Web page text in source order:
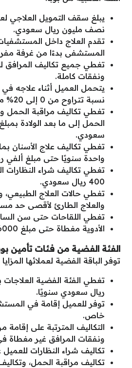
يبلغ سقف التمويل العلاجي
نصف مليون ريال سعودي.
تقدم العلاج داخل
المستشفى بدءًا من غرفة
تغطي جميع تكاليف المرافق
ونفقات كاملة.
يتحمل العميل أثناء علاجه في
نسبة تتراوح من 0 إلى 20% من التكاليف.
تغطي تكاليف مراقبة الحمل
سعودي.
تغطي تكاليف علاج الأسنان
واحدة سنويًا حتى مبلغ ألفي
تغطي تكاليف شراء النظارات
400 ريال سعودي.
تغطي حالات العلاج الطبيعي،
والعلاج الطارئ لأقصى حد
تغطي اللقاحات حتى سن
الأدوية مغطاة حتى مبلغ 6000 ريال سعودي.
الفئة الفضية من فئات تأمين
توفر الباقة الفضية لعملائها المزايا
ريال سعودي سنويًا.
توفر للعميل إقامة في
خاص.
التكاليف المترتبة على إقامة
ونفقات المرافق غير مغطاة
تكاليف شراء النظارات
تكاليف مراقبة الحمل، وتكاليف